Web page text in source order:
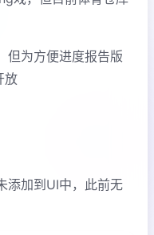
但为方便进度报告版
放
添加到UI中，此前无